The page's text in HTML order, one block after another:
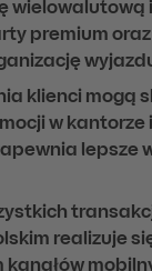
wielowalutową
premium oraz
klienci mogą
w kantorze
lepsze
realizuje
kanałów